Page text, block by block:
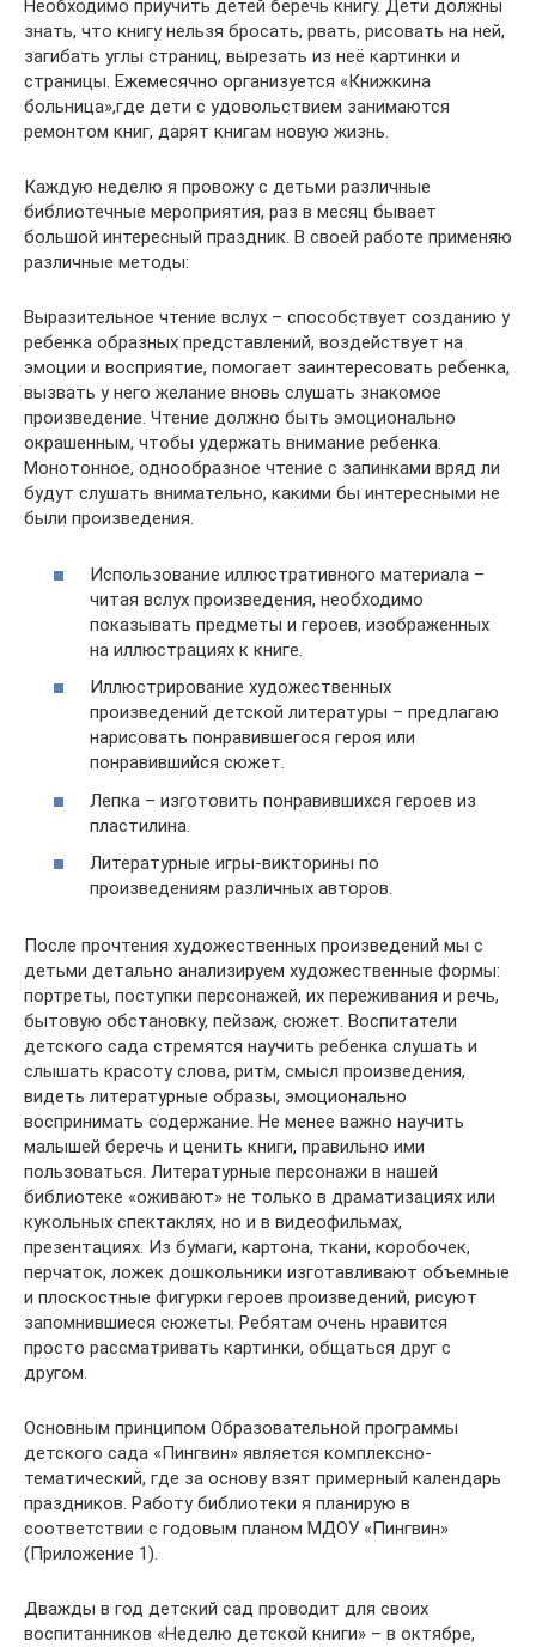
Необходимо приучить детей беречь книгу. Дети должны
знать, что книгу нельзя бросать, рвать, рисовать на ней,
загибать углы страниц, вырезать из неё картинки и
страницы. Ежемесячно организуется «Книжкина
больница»,где дети с удовольствием занимаются
ремонтом книг, дарят книгам новую жизнь.
Каждую неделю я провожу с детьми различные
библиотечные мероприятия, раз в месяц бывает
большой интересный праздник. В своей работе применяю
различные методы:
Выразительное чтение вслух – способствует созданию у
ребенка образных представлений, воздействует на
эмоции и восприятие, помогает заинтересовать ребенка,
вызвать у него желание вновь слушать знакомое
произведение. Чтение должно быть эмоционально
окрашенным, чтобы удержать внимание ребенка.
Монотонное, однообразное чтение с запинками вряд ли
будут слушать внимательно, какими бы интересными не
были произведения.
Использование иллюстративного материала –
читая вслух произведения, необходимо
показывать предметы и героев, изображенных
на иллюстрациях к книге.
Иллюстрирование художественных
произведений детской литературы – предлагаю
нарисовать понравившегося героя или
понравившийся сюжет.
Лепка – изготовить понравившихся героев из
пластилина.
Литературные игры-викторины по
произведениям различных авторов.
После прочтения художественных произведений мы с
детьми детально анализируем художественные формы:
портреты, поступки персонажей, их переживания и речь,
бытовую обстановку, пейзаж, сюжет. Воспитатели
детского сада стремятся научить ребенка слушать и
слышать красоту слова, ритм, смысл произведения,
видеть литературные образы, эмоционально
воспринимать содержание. Не менее важно научить
малышей беречь и ценить книги, правильно ими
пользоваться. Литературные персонажи в нашей
библиотеке «оживают» не только в драматизациях или
кукольных спектаклях, но и в видеофильмах,
презентациях. Из бумаги, картона, ткани, коробочек,
перчаток, ложек дошкольники изготавливают объемные
и плоскостные фигурки героев произведений, рисуют
запомнившиеся сюжеты. Ребятам очень нравится
просто рассматривать картинки, общаться друг с
другом.
Основным принципом Образовательной программы
детского сада «Пингвин» является комплексно-
тематический, где за основу взят примерный календарь
праздников. Работу библиотеки я планирую в
соответствии с годовым планом МДОУ «Пингвин»
(Приложение 1).
Дважды в год детский сад проводит для своих
воспитанников «Неделю детской книги» – в октябре,